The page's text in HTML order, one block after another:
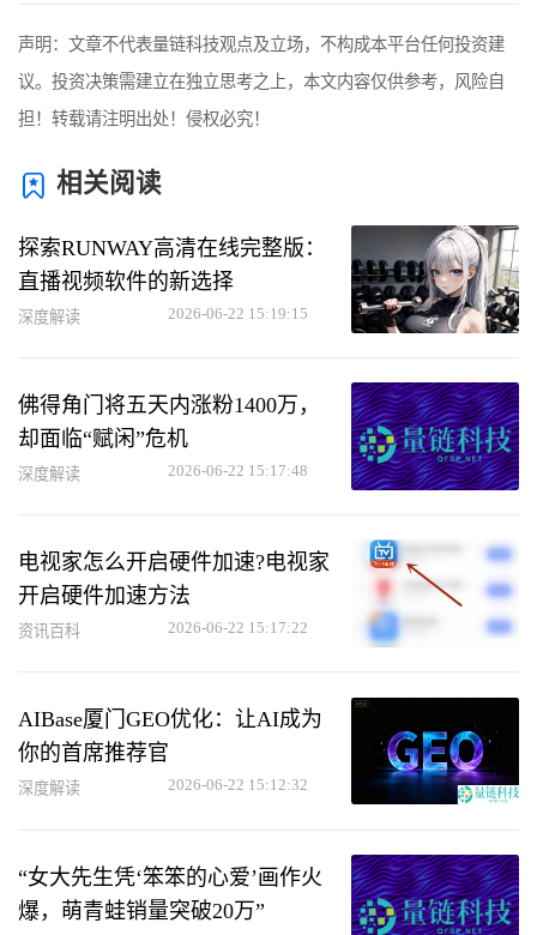
声明：文章不代表量链科技观点及立场，不构成本平台任何投资建
议。投资决策需建立在独立思考之上，本文内容仅供参考，风险自
担！转载请注明出处！侵权必究！
相关阅读
探索RUNWAY高清在线完整版：
直播视频软件的新选择
深度解读 2026-06-22 15:19:15
佛得角门将五天内涨粉1400万，
却面临“赋闲”危机
深度解读 2026-06-22 15:17:48
电视家怎么开启硬件加速?电视家
开启硬件加速方法
资讯百科 2026-06-22 15:17:22
AIBase厦门GEO优化：让AI成为
你的首席推荐官
深度解读 2026-06-22 15:12:32
“女大先生凭‘笨笨的心爱’画作火
爆，萌青蛙销量突破20万”